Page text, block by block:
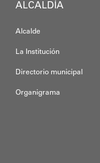
ALCALDÍA
Alcalde
La Institución
Directorio municipal
Organigrama